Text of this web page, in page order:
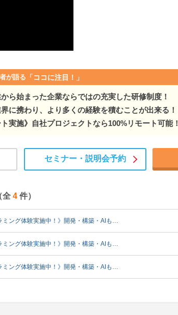
が語る 「ココに注目！」
ら始まった企業ならではの充実した研修制度！
に携わり、より多くの経験を積むことが出来る！
ト実施》自社プロジェクトなら100%リモート可能！
セミナー・ 説明会予約
全 4 件）
ミング体験実施中！》開発・構築・AIも…
ミング体験実施中！》開発・構築・AIも…
ミング体験実施中！》開発・構築・AIも…